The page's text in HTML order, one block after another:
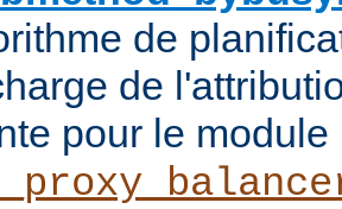
de
de
pour le module